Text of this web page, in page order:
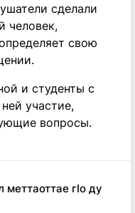
гӏо ду
сделали
человек,
свою
и студенты с
участие,
вопросы.